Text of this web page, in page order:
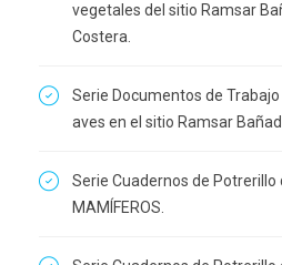
vegetales del sitio Ramsar
Costera.
Serie Documentos de
aves en el sitio Ramsar
Serie Cuadernos de Potrerillo
MAMÍFEROS.